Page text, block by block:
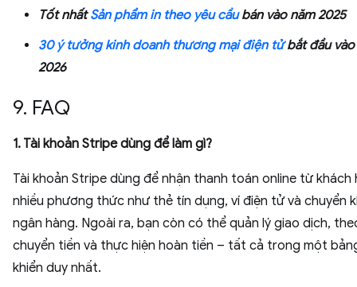
Tốt nhấtSản phẩm in theo yêu cầubán vào năm 2025
30 ý tưởng kinh doanh thương mại điện tửbắt đầu
2026
9. FAQ
1. Tài khoản Stripe dùng để làm gì?
Tài khoản Stripe dùng để nhận thanh toán online từ khách
nhiều phương thức như thẻ tín dụng, ví điện tử và chuyển
ngân hàng. Ngoài ra, bạn còn có thể quản lý giao dịch,
chuyển tiền và thực hiện hoàn tiền – tất cả trong một
khiển duy nhất.